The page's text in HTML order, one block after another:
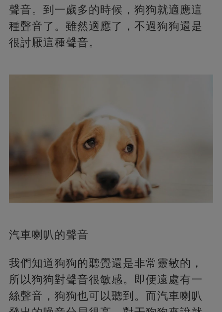
聲音。到一歲多的時候，狗狗就適應這
種聲音了。雖然適應了，不過狗狗還是
很討厭這種聲音。
汽車喇叭的聲音
我們知道狗狗的聽覺還是非常靈敏的，
所以狗狗對聲音很敏感。即便遠處有一
絲聲音，狗狗也可以聽到。而汽車喇叭